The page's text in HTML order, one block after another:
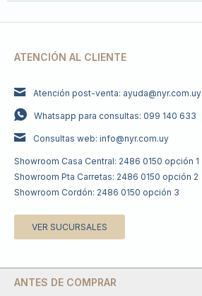
ATENCIÓN AL CLIENTE
Atención post-venta: ayuda@nyr.com.uy
Whatsapp para consultas: 099 140 633
Consultas web: info@nyr.com.uy
Showroom Casa Central: 2486 0150 opción 1
Showroom Pta Carretas: 2486 0150 opción 2
Showroom Cordón: 2486 0150 opción 3
VER SUCURSALES
ANTES DE COMPRAR